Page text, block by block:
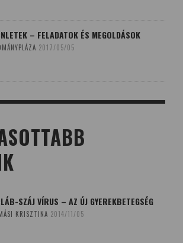
– FELADATOK ÉS MEGOLDÁSOK
2017/05/05
SZÁJ VÍRUS – AZ ÚJ GYEREKBETEGSÉG
KRISZTINA 2014/11/05